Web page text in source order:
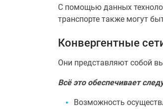
С помощью данных
транспорте также могут
Конвергентные
Они представляют собой
Всё это обеспечивает
Возможность